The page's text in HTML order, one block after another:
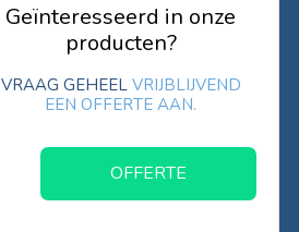
Geïnteresseerd in onze
producten?
VRAAG GEHEEL VRIJBLIJVEND
EEN OFFERTE AAN.
OFFERTE